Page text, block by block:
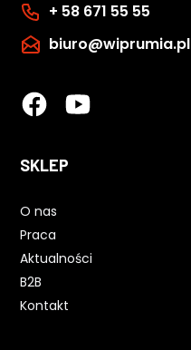
+ 58 671 55 55
biuro@wiprumia.pl
SKLEP
O nas
Praca
Aktualności
B2B
Kontakt